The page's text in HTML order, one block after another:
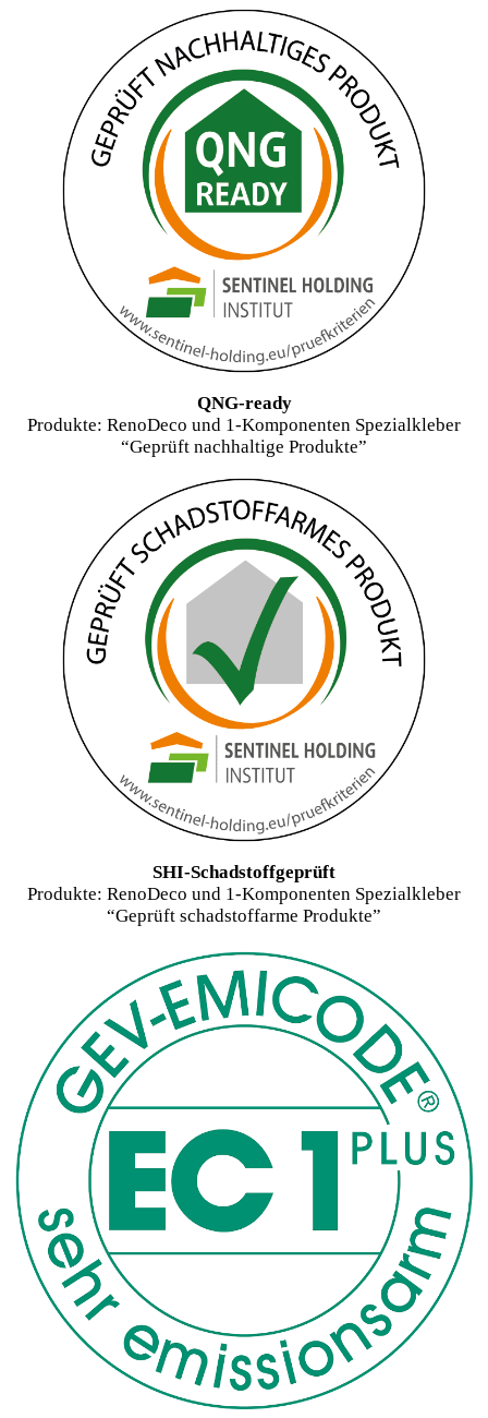
QNG-ready
Produkte: RenoDeco und 1-Komponenten Spezialkleber
“Geprüft nachhaltige Produkte”
SHI-Schadstoffgeprüft
Produkte: RenoDeco und 1-Komponenten Spezialkleber
“Geprüft schadstoffarme Produkte”